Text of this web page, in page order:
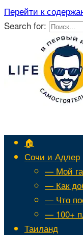
Перейти к
Search for:
🏠
Сочи и Адлер
— Мой
— Как
— Что
— 100+
Таиланд